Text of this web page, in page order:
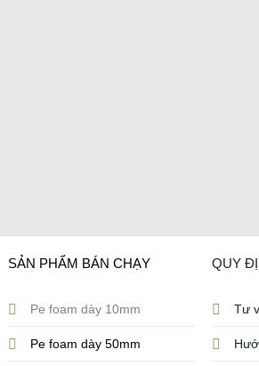
SẢN PHẨM BÁN CHẠY
Pe foam dày 10mm
Pe foam dày 50mm
QUY
Tư